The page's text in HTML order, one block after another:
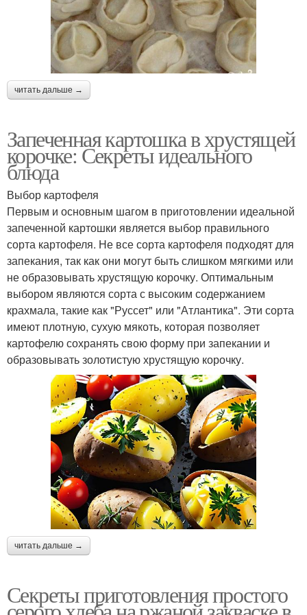
читать дальше →
Запеченная картошка в хрустящей
корочке: Секреты идеального
блюда
Выбор картофеля
Первым и основным шагом в приготовлении идеальной
запеченной картошки является выбор правильного
сорта картофеля. Не все сорта картофеля подходят для
запекания, так как они могут быть слишком мягкими или
не образовывать хрустящую корочку. Оптимальным
выбором являются сорта с высоким содержанием
крахмала, такие как "Руссет" или "Атлантика". Эти сорта
имеют плотную, сухую мякоть, которая позволяет
картофелю сохранять свою форму при запекании и
образовывать золотистую хрустящую корочку.
читать дальше →
Секреты приготовления простого